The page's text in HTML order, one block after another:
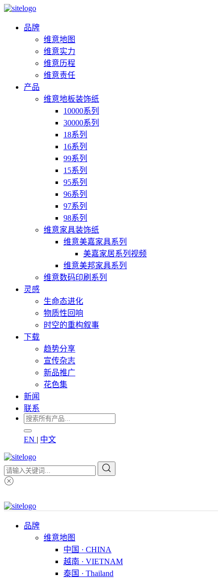
品牌
维意地图
维意实力
维意历程
维意责任
产品
维意地板装饰纸
10000系列
30000系列
18系列
16系列
99系列
15系列
95系列
96系列
97系列
98系列
维意家具装饰纸
维意美嘉家具系列
美嘉家居系列视频
维意美邦家具系列
维意数码印刷系列
灵感
生命态进化
物质性回响
时空的重构叙事
下载
趋势分享
宣传杂志
新品推广
花色集
新闻
联系
EN | 中文
品牌
维意地图
中国 · CHINA
越南 · VIETNAM
泰国 · Thailand